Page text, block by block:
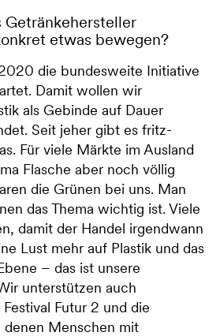
Getränkehersteller
etwas bewegen?
die bundesweite Initiative
Damit wollen wir
als Gebinde auf Dauer
Seit jeher gibt es fritz-
Für viele Märkte im Ausland
Flasche aber noch völlig
die Grünen bei uns. Man
das Thema wichtig ist. Viele
damit der Handel irgendwann
Lust mehr auf Plastik und das
– das ist unsere
unterstützen auch
Futur 2 und die
Menschen mit